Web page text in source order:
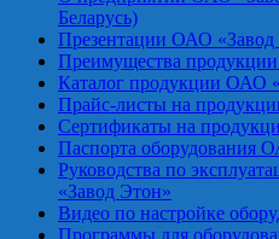
Беларусь)
Презентации ОАО «Завод
Преимущества
Каталог продукции ОАО
Прайс-листы на
Сертификаты на
Паспорта оборудования
Руководства по
«Завод Этон»
Видео по настройке
Программы для